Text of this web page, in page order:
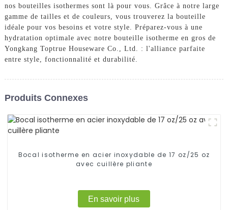
nos bouteilles isothermes sont là pour vous. Grâce à notre large
gamme de tailles et de couleurs, vous trouverez la bouteille
idéale pour vos besoins et votre style. Préparez-vous à une
hydratation optimale avec notre bouteille isotherme en gros de
Yongkang Toptrue Houseware Co., Ltd. : l'alliance parfaite
entre style, fonctionnalité et durabilité.
Produits Connexes
Bocal isotherme en acier inoxydable de 17 oz/25 oz
avec cuillère pliante
En savoir plus